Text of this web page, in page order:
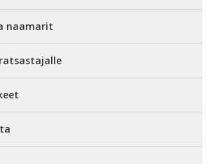
naamarit